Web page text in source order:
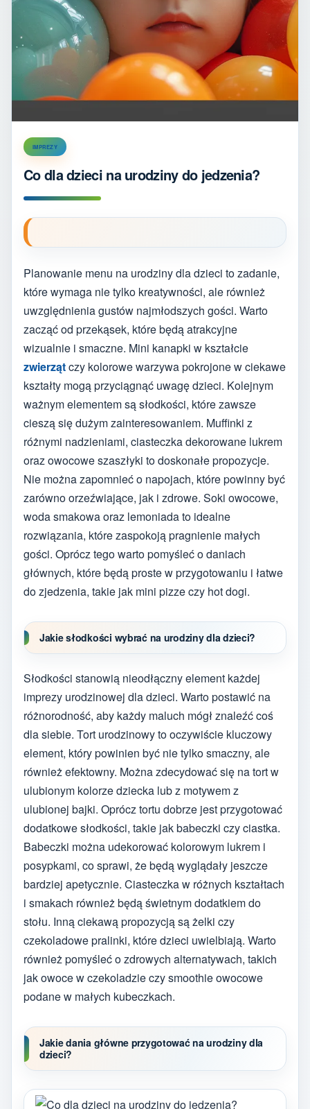
IMPREZY
Co dla dzieci na urodziny do jedzenia?
Planowanie menu na urodziny dla dzieci to zadanie,
które wymaga nie tylko kreatywności, ale również
uwzględnienia gustów najmłodszych gości. Warto
zacząć od przekąsek, które będą atrakcyjne
wizualnie i smaczne. Mini kanapki w kształcie
zwierzątczy kolorowe warzywa pokrojone w ciekawe
kształty mogą przyciągnąć uwagę dzieci. Kolejnym
ważnym elementem są słodkości, które zawsze
cieszą się dużym zainteresowaniem. Muffinki z
różnymi nadzieniami, ciasteczka dekorowane lukrem
oraz owocowe szaszłyki to doskonałe propozycje.
Nie można zapomnieć o napojach, które powinny być
zarówno orzeźwiające, jak i zdrowe. Soki owocowe,
woda smakowa oraz lemoniada to idealne
rozwiązania, które zaspokoją pragnienie małych
gości. Oprócz tego warto pomyśleć o daniach
głównych, które będą proste w przygotowaniu i łatwe
do zjedzenia, takie jak mini pizze czy hot dogi.
Jakie słodkości wybrać na urodziny dla dzieci?
Słodkości stanowią nieodłączny element każdej
imprezy urodzinowej dla dzieci. Warto postawić na
różnorodność, aby każdy maluch mógł znaleźć coś
dla siebie. Tort urodzinowy to oczywiście kluczowy
element, który powinien być nie tylko smaczny, ale
również efektowny. Można zdecydować się na tort w
ulubionym kolorze dziecka lub z motywem z
ulubionej bajki. Oprócz tortu dobrze jest przygotować
dodatkowe słodkości, takie jak babeczki czy ciastka.
Babeczki można udekorować kolorowym lukrem i
posypkami, co sprawi, że będą wyglądały jeszcze
bardziej apetycznie. Ciasteczka w różnych kształtach
i smakach również będą świetnym dodatkiem do
stołu. Inną ciekawą propozycją są żelki czy
czekoladowe pralinki, które dzieci uwielbiają. Warto
również pomyśleć o zdrowych alternatywach, takich
jak owoce w czekoladzie czy smoothie owocowe
podane w małych kubeczkach.
Jakie dania główne przygotować na urodziny dla
dzieci?